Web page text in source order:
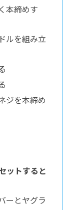
本締めす
ルを組み立
ジを本締め
ットすると
ーとヤグラ